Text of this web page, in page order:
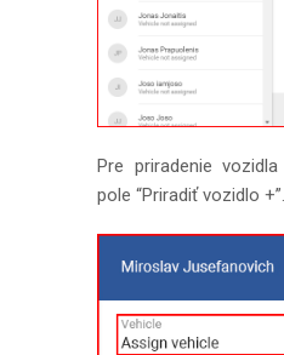
Pre priradenie
pole “Priradiť vozidlo +”.